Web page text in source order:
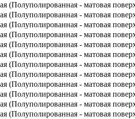
(Полуполированная - матовая
(Полуполированная - матовая
(Полуполированная - матовая
(Полуполированная - матовая
(Полуполированная - матовая
(Полуполированная - матовая
(Полуполированная - матовая
(Полуполированная - матовая
(Полуполированная - матовая
(Полуполированная - матовая
(Полуполированная - матовая
(Полуполированная - матовая